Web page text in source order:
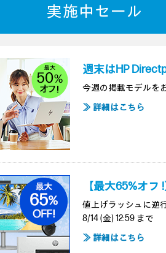
実施中セール
週末はHP
今週の掲載モデルを
≫ 詳細はこちら
【最大65%オ
値上げラッシュに逆
8/14 (金) 12:59 まで
≫ 詳細はこちら